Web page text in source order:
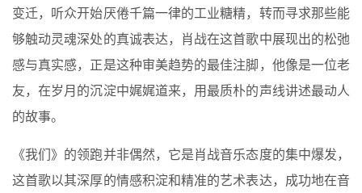
变迁，听众开始厌倦千篇一律的工业糖精，转而寻求那些能
够触动灵魂深处的真诚表达，肖战在这首歌中展现出的松弛
感与真实感，正是这种审美趋势的最佳注脚，他像是一位老
友，在岁月的沉淀中娓娓道来，用最质朴的声线讲述最动人
的故事。
《我们》的领跑并非偶然，它是肖战音乐态度的集中爆发，
这首歌以其深厚的情感积淀和精准的艺术表达，成功地在音